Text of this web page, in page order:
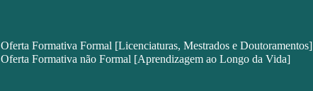
Oferta Formativa Formal [Licenciaturas, Mestrados e Doutoramentos]
Oferta Formativa não Formal [Aprendizagem ao Longo da Vida]